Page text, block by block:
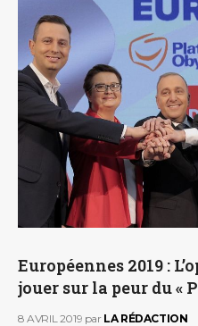
Européennes 2019 :
jouer sur la peur du «
8 AVRIL 2019 par LA RÉDACTION